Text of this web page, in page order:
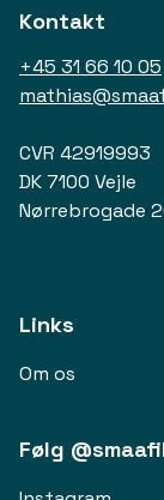
Kontakt
+45 31 66 10 05
CVR 42919993
DK 7100 Vejle
Nørrebrogade
Links
Om os
Følg